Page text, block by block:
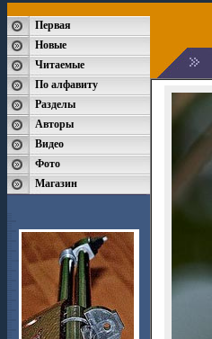
Первая
Новые
Читаемые
По алфавиту
Разделы
Авторы
Видео
Фото
Магазин